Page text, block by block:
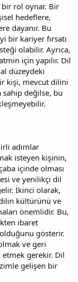
rol oynar. Bir
hedeflere,
dayanır. Bu
bir kariyer fırsatı
olabilir. Ayrıca,
için yapılır. Dil
düzeydeki
kişi, mevcut dilini
değilse, bu
adımlar
isteyen kişinin,
içinde olması
ve yenilikçi dil
İkinci olarak,
kültürünü ve
önemlidir. Bu,
ibaret
gösterir.
ve geri
gerekir. Dil
gelişen bir